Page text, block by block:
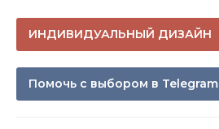
ИНДИВИДУАЛЬНЫЙ ДИЗАЙН
Помочь с выбором в Telegram